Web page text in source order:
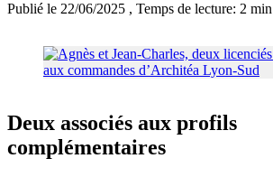
Publié le 22/06/2025 , Temps de lecture: 2 min
Deux associés aux profils
complémentaires